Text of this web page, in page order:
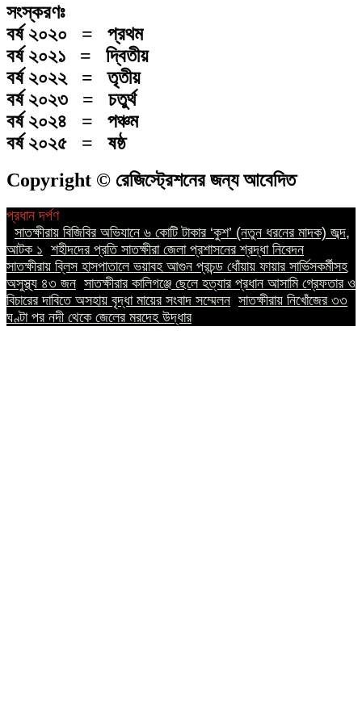
সংস্করণঃ
বর্ষ ২০২০ = প্রথম
বর্ষ ২০২১ = দ্বিতীয়
বর্ষ ২০২২ = তৃতীয়
বর্ষ ২০২৩ = চতুর্থ
বর্ষ ২০২৪ = পঞ্চম
বর্ষ ২০২৫ = ষষ্ঠ
Copyright © রেজিস্ট্রেশনের জন্য আবেদিত
প্রধান দর্পণ
সাতক্ষীরায় বিজিবির অভিযানে ৬ কোটি টাকার ‘কুশ’ (নতুন ধরনের মাদক) জব্দ,
আটক ১ শহীদদের প্রতি সাতক্ষীরা জেলা প্রশাসনের শ্রদ্ধা নিবেদন
সাতক্ষীরায় ব্লিস হাসপাতালে ভয়াবহ আগুন প্রচন্ড ধোঁয়ায় ফায়ার সার্ভিসকর্মীসহ
অসুস্থ্য ৪৩ জন সাতক্ষীরার কালিগঞ্জে ছেলে হত্যার প্রধান আসামি গ্রেফতার ও
বিচারের দাবিতে অসহায় বৃদ্ধা মায়ের সংবাদ সম্মেলন সাতক্ষীরায় নিখোঁজের ৩৩
ঘণ্টা পর নদী থেকে জেলের মরদেহ উদ্ধার